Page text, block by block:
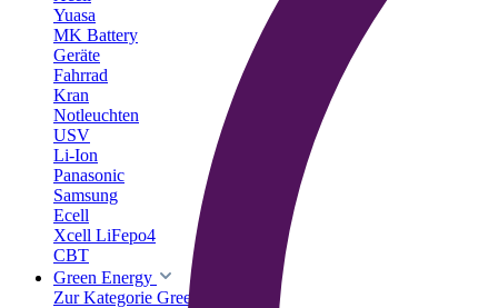
Yuasa
MK Battery
Geräte
Fahrrad
Kran
Notleuchten
USV
Li-Ion
Panasonic
Samsung
Ecell
Xcell LiFepo4
CBT
Green Energy
Zur Kategorie Green Energy